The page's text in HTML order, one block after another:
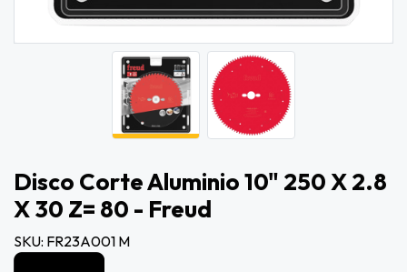
Disco Corte Aluminio 10" 250 X 2.8
X 30 Z= 80 - Freud
SKU: FR23A001 M